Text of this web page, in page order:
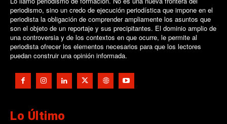
periodismo, sino un credo de ejecución periodística que impone en el
periodista la obligación de comprender ampliamente los asuntos que
son el objeto de un reportaje y sus precipitantes. El dominio amplio de
una controversia y de los contextos en que ocurre, le permite al
periodista ofrecer los elementos necesarios para que los lectores
puedan construir una opinión informada.
Lo Último